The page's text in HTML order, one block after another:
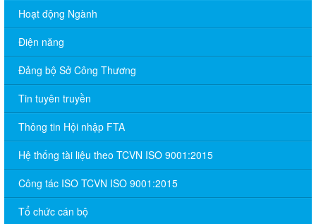
Hoạt động Ngành
Điện năng
Đảng bộ Sở Công Thương
Tin tuyên truyền
Thông tin Hội nhập FTA
Hệ thống tài liệu theo TCVN ISO 9001:2015
Công tác ISO TCVN ISO 9001:2015
Tổ chức cán bộ